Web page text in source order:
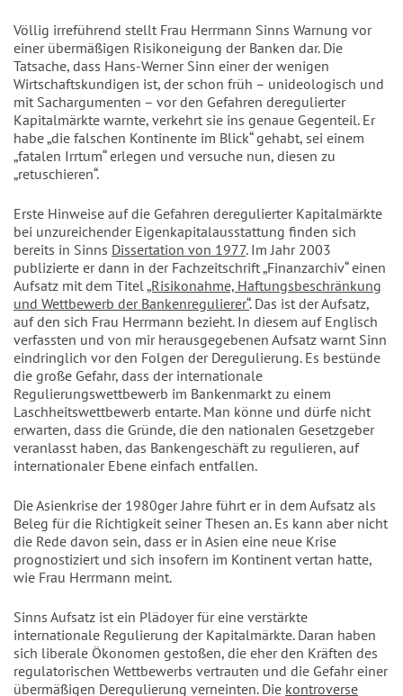
Völlig irreführend stellt Frau Herrmann Sinns Warnung vor
einer übermäßigen Risikoneigung der Banken dar. Die
Tatsache, dass Hans-Werner Sinn einer der wenigen
Wirtschaftskundigen ist, der schon früh – unideologisch und
mit Sachargumenten – vor den Gefahren deregulierter
Kapitalmärkte warnte, verkehrt sie ins genaue Gegenteil. Er
habe „die falschen Kontinente im Blick“ gehabt, sei einem
„fatalen Irrtum“ erlegen und versuche nun, diesen zu
„retuschieren“.
Erste Hinweise auf die Gefahren deregulierter Kapitalmärkte
bei unzureichender Eigenkapitalausstattung finden sich
bereits in Sinns Dissertation von 1977. Im Jahr 2003
publizierte er dann in der Fachzeitschrift „Finanzarchiv“ einen
Aufsatz mit dem Titel„Risikonahme, Haftungsbeschränkung
und Wettbewerb der Bankenregulierer“. Das ist der Aufsatz,
auf den sich Frau Herrmann bezieht. In diesem auf Englisch
verfassten und von mir herausgegebenen Aufsatz warnt Sinn
eindringlich vor den Folgen der Deregulierung. Es bestünde
die große Gefahr, dass der internationale
Regulierungswettbewerb im Bankenmarkt zu einem
Laschheitswettbewerb entarte. Man könne und dürfe nicht
erwarten, dass die Gründe, die den nationalen Gesetzgeber
veranlasst haben, das Bankengeschäft zu regulieren, auf
internationaler Ebene einfach entfallen.
Die Asienkrise der 1980ger Jahre führt er in dem Aufsatz als
Beleg für die Richtigkeit seiner Thesen an. Es kann aber nicht
die Rede davon sein, dass er in Asien eine neue Krise
prognostiziert und sich insofern im Kontinent vertan hatte,
wie Frau Herrmann meint.
Sinns Aufsatz ist ein Plädoyer für eine verstärkte
internationale Regulierung der Kapitalmärkte. Daran haben
sich liberale Ökonomen gestoßen, die eher den Kräften des
regulatorischen Wettbewerbs vertrauten und die Gefahr einer
übermäßigen Deregulierung verneinten. Die kontroverse